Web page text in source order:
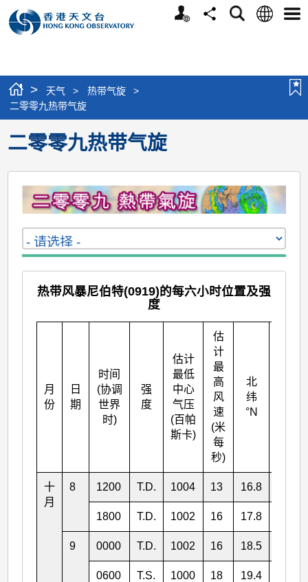
个
分
搜
语
选
> 天气 > 热带气旋
>
二零零九热带气旋
二零零九热带气旋
热带风暴尼伯特(0919)的每六小时位置及强
度
月
份
日
期
时间
(协调
世界
时)
强
度
估计
最低
中心
气压
(百帕
斯卡)
估
计
最
高
风
速
(米
每
秒)
北
纬
°N
十
月
8 1200 T.D. 1004 13 16.8
1800 T.D. 1002 16 17.8
9 0000 T.D. 1002 16 18.5
0600 T.S. 1000 18 19.4